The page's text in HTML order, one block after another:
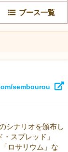
ブース一覧
sembourou
シナリオを頒布し
スプレッド」
ロサリウム」な